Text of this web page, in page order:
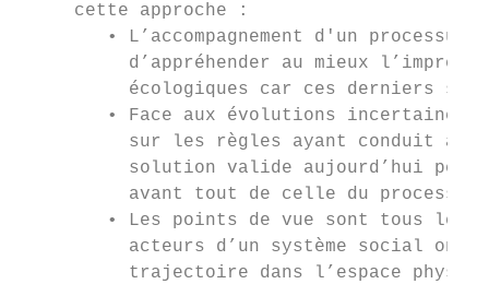
     cette approche :
• L’accompagnement d'un processus
d’appréhender au mieux
écologiques car ces derniers
• Face aux évolutions incertaines
sur les règles ayant conduit à
solution valide aujourd’hui
avant tout de celle du
• Les points de vue sont tous
acteurs d’un système social ont
trajectoire dans l’espace